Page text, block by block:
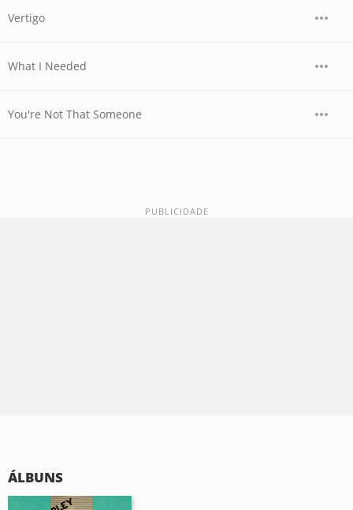
Vertigo
What I Needed
You're Not That Someone
ÁLBUNS